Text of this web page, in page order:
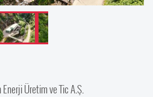
Enerji Üretim ve Tic A.Ş.